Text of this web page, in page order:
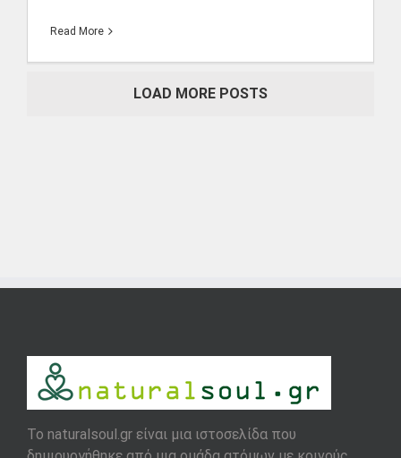
Read More
LOAD MORE POSTS
To naturalsoul.gr είναι μια ιστοσελίδα που